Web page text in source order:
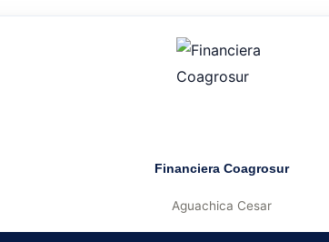
Financiera Coagrosur
Aguachica Cesar